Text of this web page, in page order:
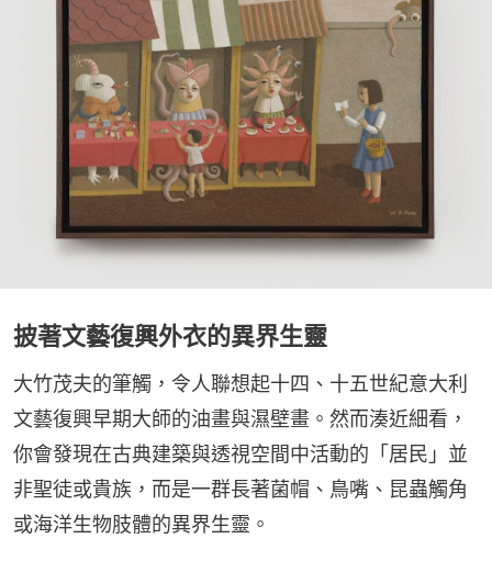
披著文藝復興外衣的異界生靈
大竹茂夫的筆觸，令人聯想起十四、十五世紀意大利
文藝復興早期大師的油畫與濕壁畫。然而湊近細看，
你會發現在古典建築與透視空間中活動的「居民」並
非聖徒或貴族，而是一群長著菌帽、鳥嘴、昆蟲觸角
或海洋生物肢體的異界生靈。